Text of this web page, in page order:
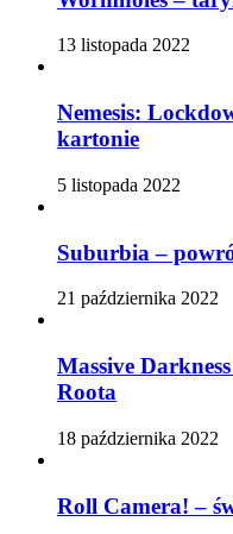
13 listopada 2022
Nemesis:
kartonie
5 listopada 2022
Suburbia –
21 października 2022
Massive
Roota
18 października 2022
Roll Camera! –